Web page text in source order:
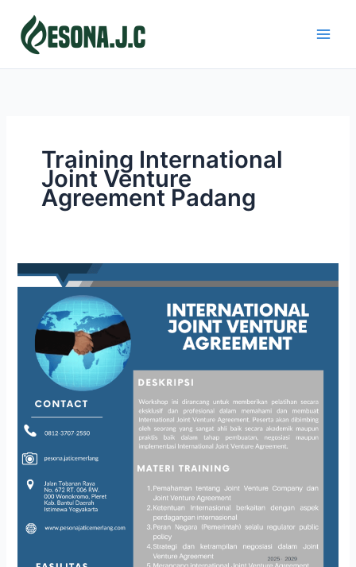
content
Training International
Joint Venture
Agreement Padang
INTERNATIONAL
JOINT
VENTURE
AGREEMENT